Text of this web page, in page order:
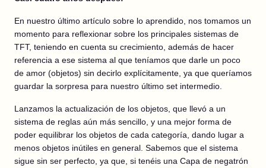
En nuestro último artículo sobre lo aprendido, nos tomamos un
momento para reflexionar sobre los principales sistemas de
TFT, teniendo en cuenta su crecimiento, además de hacer
referencia a ese sistema al que teníamos que darle un poco
de amor (objetos) sin decirlo explícitamente, ya que queríamos
guardar la sorpresa para nuestro último set intermedio.
Lanzamos la actualización de los objetos, que llevó a un
sistema de reglas aún más sencillo, y una mejor forma de
poder equilibrar los objetos de cada categoría, dando lugar a
menos objetos inútiles en general. Sabemos que el sistema
sigue sin ser perfecto, ya que, si tenéis una Capa de negatrón